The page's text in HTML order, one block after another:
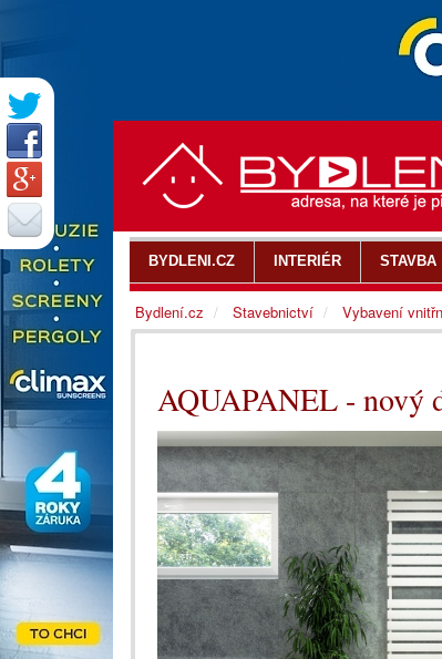
AQUAPANEL - nový
BYDLENI.CZ INTERIÉR STAVBA
Bydlení.cz Stavebnictví Vybavení